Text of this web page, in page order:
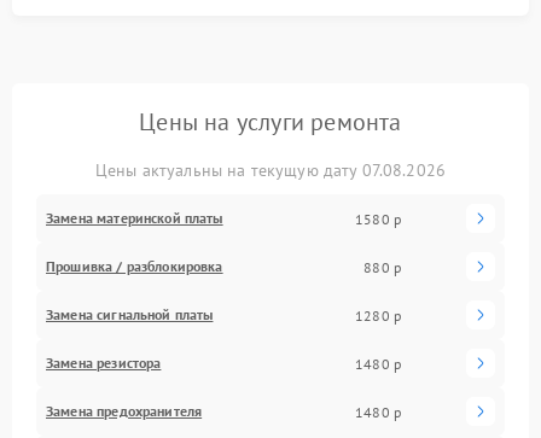
Цены на услуги ремонта
Цены актуальны на текущую дату 07.08.2026
Замена материнской платы 1580 р
Прошивка / разблокировка 880 р
Замена сигнальной платы 1280 р
Замена резистора 1480 р
Замена предохранителя 1480 р